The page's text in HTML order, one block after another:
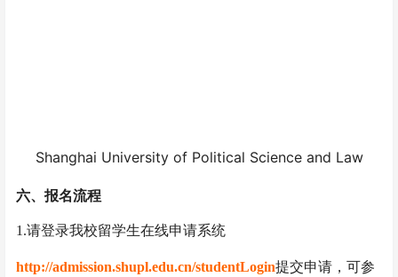
Shanghai University of Political Science and Law
六、 报名流程
1 .请登录我校留学生在线申请系统
http://admission.shupl.edu.cn/studentLogin提交申请 ， 可参